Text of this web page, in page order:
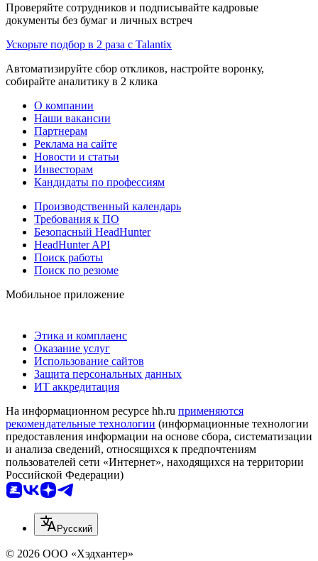
Проверяйте сотрудников и подписывайте кадровые
документы без бумаг и личных встреч
Ускорьте подбор в 2 раза с Talantix
Автоматизируйте сбор откликов, настройте воронку,
собирайте аналитику в 2 клика
О компании
Наши вакансии
Партнерам
Реклама на сайте
Новости и статьи
Инвесторам
Кандидаты по профессиям
Производственный календарь
Требования к ПО
Безопасный HeadHunter
HeadHunter API
Поиск работы
Поиск по резюме
Мобильное приложение
Этика и комплаенс
Оказание услуг
Использование сайтов
Защита персональных данных
ИТ аккредитация
На информационном ресурсе hh.ru применяются
рекомендательные технологии (информационные технологии
предоставления информации на основе сбора, систематизации
и анализа сведений, относящихся к предпочтениям
пользователей сети «Интернет», находящихся на территории
Российской Федерации)
Русский
© 2026 ООО «Хэдхантер»